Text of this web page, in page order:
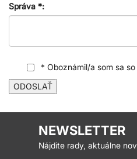
Správa *:
* Oboznámil/a som sa so
ODOSLAŤ
NEWSLETTER
Nájdite rady, aktuálne